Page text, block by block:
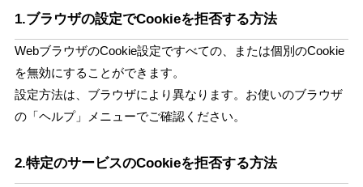
1.ブラウザの設定でCookieを拒否する方法
WebブラウザのCookie設定ですべての、または個別のCookie
を無効にすることができます。
設定方法は、ブラウザにより異なります。お使いのブラウザ
の「ヘルプ」メニューでご確認ください。
2.特定のサービスのCookieを拒否する方法